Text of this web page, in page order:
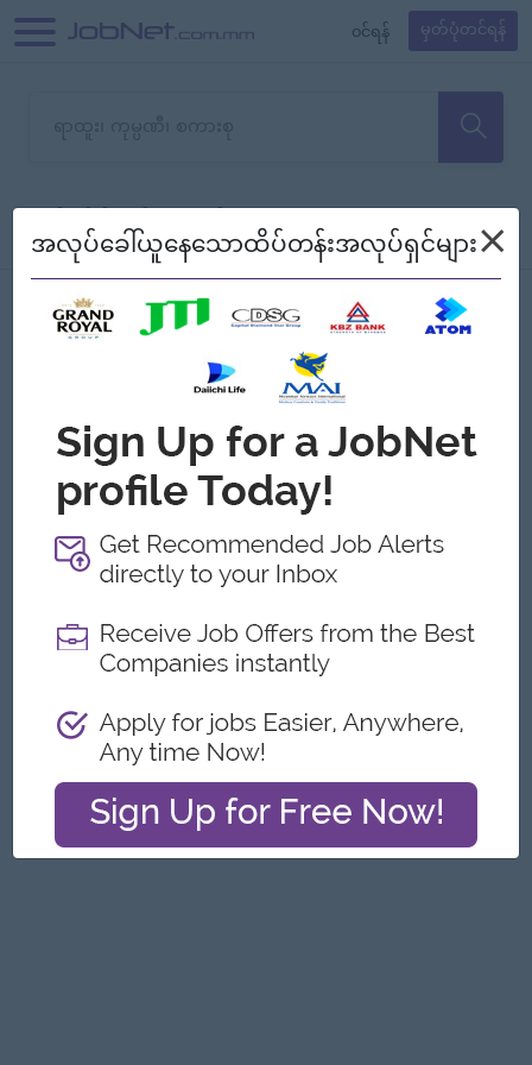
၀င်ရန် မှတ်ပုံတင်ရန်
သော အလုပ်မရှိသေးပါ။
စစ်ရန် စဉ်၍ကြည့်မည်
အလုပ်ခေါ်ယူနေသောထိပ်တန်းအလုပ်ရှင်များ×